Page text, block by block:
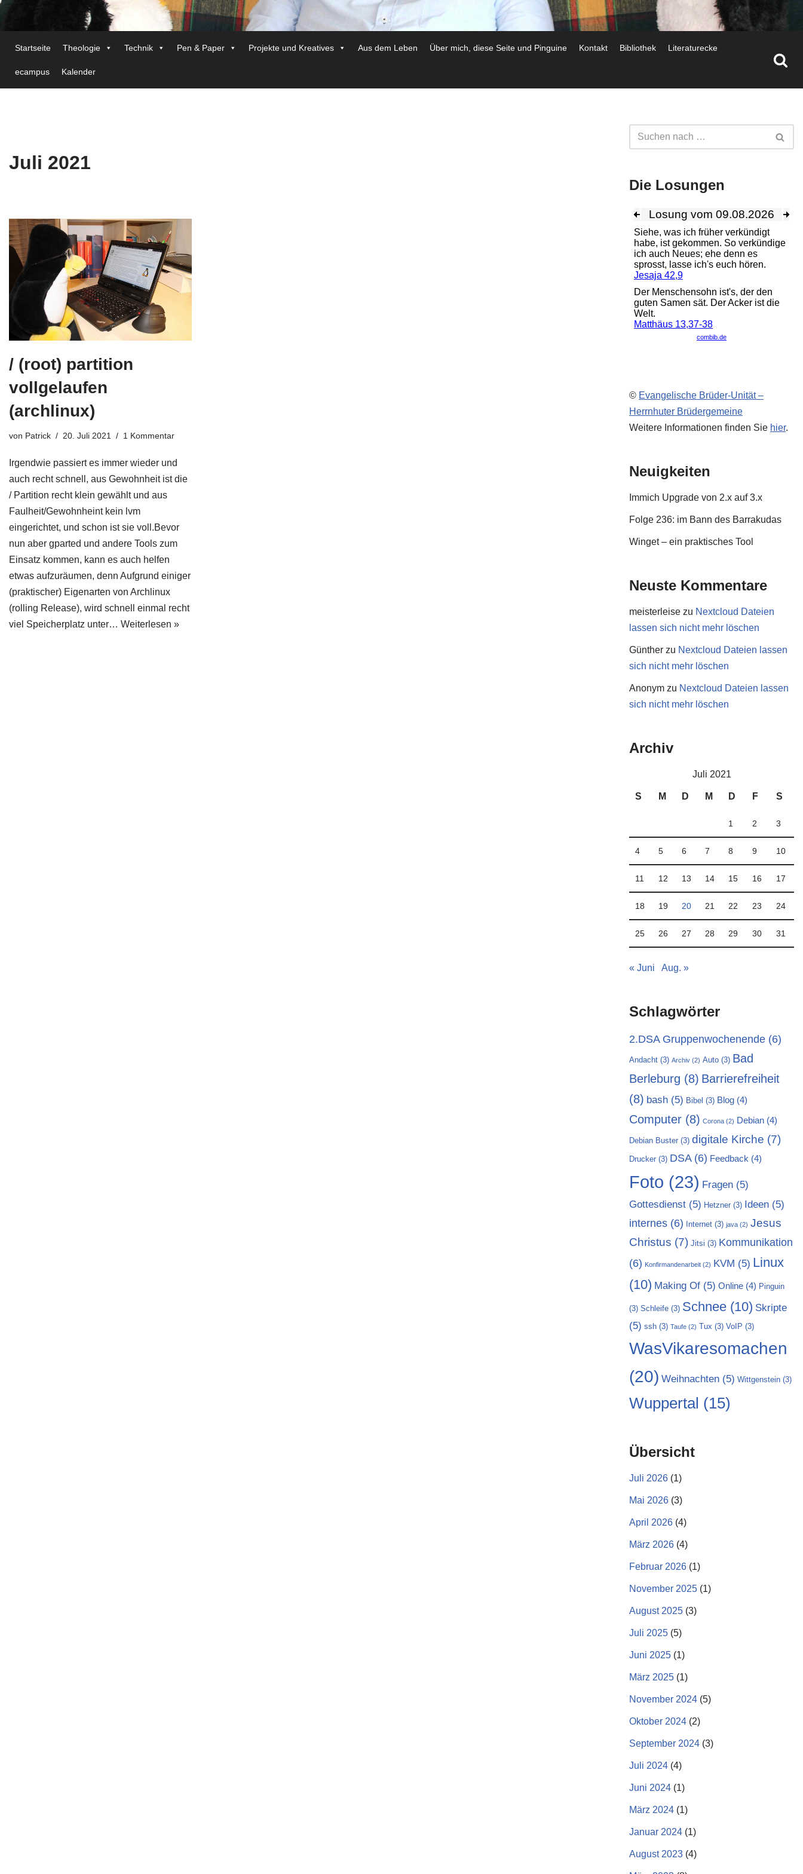
Startseite Theologie Technik Pen & Paper Projekte und Kreatives Aus dem Leben Über mich, diese Seite und Pinguine Kontakt Bibliothek Literaturecke
ecampus Kalender
Juli 2021
/ (root) partition
vollgelaufen
(archlinux)
von Patrick 20. Juli 2021 1 Kommentar
Irgendwie passiert es immer wieder und
auch recht schnell, aus Gewohnheit ist die
/ Partition recht klein gewählt und aus
Faulheit/Gewohnheint kein lvm
eingerichtet, und schon ist sie voll.Bevor
nun aber gparted und andere Tools zum
Einsatz kommen, kann es auch helfen
etwas aufzuräumen, denn Aufgrund einiger
(praktischer) Eigenarten von Archlinux
(rolling Release), wird schnell einmal recht
viel Speicherplatz unter… Weiterlesen »
Die Losungen
© Evangelische Brüder-Unität –
Herrnhuter Brüdergemeine
Weitere Informationen finden Sie hier.
Neuigkeiten
Immich Upgrade von 2.x auf 3.x
Folge 236: im Bann des Barrakudas
Winget – ein praktisches Tool
Neuste Kommentare
meisterleise zu Nextcloud Dateien
lassen sich nicht mehr löschen
Günther zu Nextcloud Dateien lassen
sich nicht mehr löschen
Anonym zu Nextcloud Dateien lassen
sich nicht mehr löschen
Archiv
Juli 2021
S M D M D F S
1 2 3
4 5 6 7 8 9 10
11 12 13 14 15 16 17
18 19 20 21 22 23 24
25 26 27 28 29 30 31
« Juni Aug. »
Schlagwörter
2.DSA Gruppenwochenende (6)
Andacht (3) Archiv (2) Auto (3) Bad
Berleburg (8) Barrierefreiheit
(8) bash (5) Bibel (3) Blog (4)
Computer (8) Corona (2) Debian (4)
Debian Buster (3) digitale Kirche (7)
Drucker (3) DSA(6) Feedback (4)
Foto (23) Fragen (5)
Gottesdienst (5) Hetzner (3) Ideen (5)
internes (6) Internet (3) java (2) Jesus
Christus (7) Jitsi (3) Kommunikation
(6) Konfirmandenarbeit (2) KVM (5) Linux
(10) Making Of (5) Online (4) Pinguin
(3) Schleife (3) Schnee (10) Skripte
(5) ssh (3) Taufe (2) Tux (3) VoIP (3)
WasVikaresomachen
(20) Weihnachten (5) Wittgenstein (3)
Wuppertal (15)
Übersicht
Juli 2026 (1)
Mai 2026 (3)
April 2026 (4)
März 2026 (4)
Februar 2026 (1)
November 2025 (1)
August 2025 (3)
Juli 2025 (5)
Juni 2025 (1)
März 2025 (1)
November 2024 (5)
Oktober 2024 (2)
September 2024 (3)
Juli 2024 (4)
Juni 2024 (1)
März 2024 (1)
Januar 2024 (1)
August 2023 (4)